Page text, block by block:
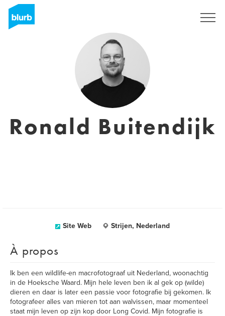
Ronald Buitendijk
Site Web Strijen, Nederland
À propos
Ik ben een wildlife-en macrofotograaf uit Nederland, woonachtig
in de Hoeksche Waard. Mijn hele leven ben ik al gek op (wilde)
dieren en daar is later een passie voor fotografie bij gekomen. Ik
fotografeer alles van mieren tot aan walvissen, maar momenteel
staat mijn leven op zijn kop door Long Covid. Mijn fotografie is